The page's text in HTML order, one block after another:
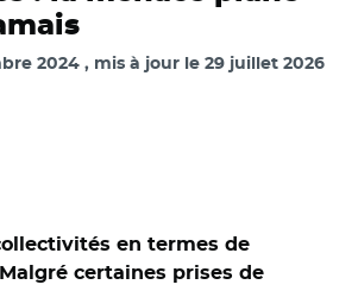
2024 mis à jour le 29 juillet 2026
en termes de
certaines prises de